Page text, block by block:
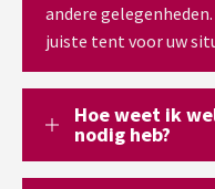
andere
juiste tent voor uw
Hoe weet ik
nodig heb?